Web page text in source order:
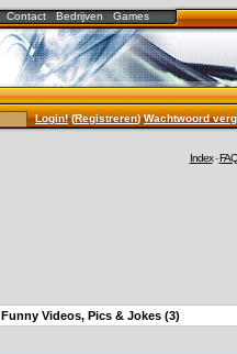
Contact Bedrijven Games
Login!(Registreren)Wachtwoord
Index-FAQ
Funny Videos, Pics & Jokes (3)